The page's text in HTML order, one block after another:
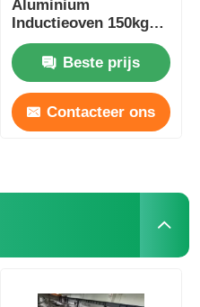
Aluminium
Inductieoven 150kg
Vacuüm Ingot Oven
Stabiel Beste prijs
Contacteer ons